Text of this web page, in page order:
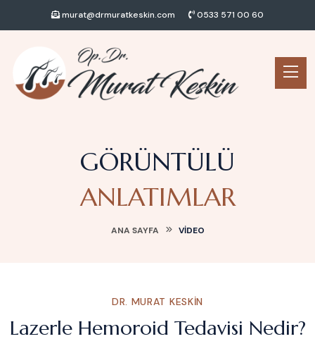
murat@drmuratkeskin.com 0533 571 00 60
GÖRÜNTÜLÜ
ANLATIMLAR
ANA SAYFA VIDEO
DR. MURAT KESKIN
Lazerle Hemoroid Tedavisi Nedir?